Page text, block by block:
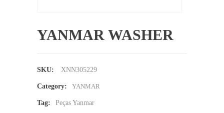
YANMAR WASHER
SKU: XNN305229
Category: YANMAR
Tag: Peças Yanmar